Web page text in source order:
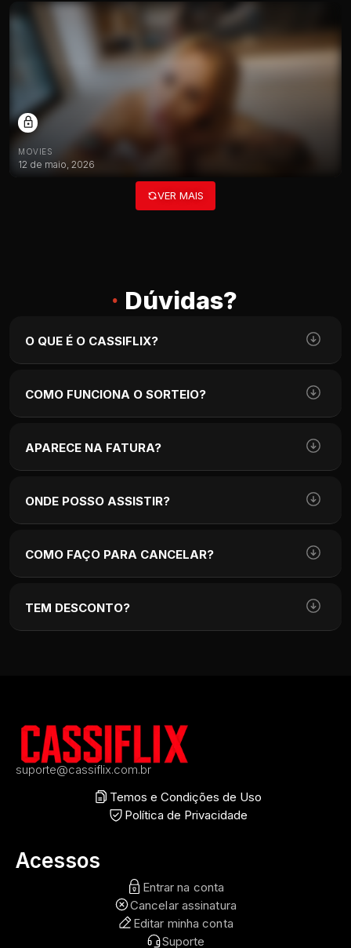
MOVIES
12 de maio, 2026
VER MAIS
· Dúvidas?
O QUE É O CASSIFLIX?
COMO FUNCIONA O SORTEIO?
APARECE NA FATURA?
ONDE POSSO ASSISTIR?
COMO FAÇO PARA CANCELAR?
TEM DESCONTO?
suporte@cassiflix.com.br
Temos e Condições de Uso
Política de Privacidade
Acessos
Entrar na conta
Cancelar assinatura
Editar minha conta
Suporte